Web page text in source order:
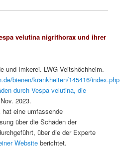
velutina nigrithorax und ihrer
und Imkerei. LWG Veitshöchheim.
bienen/krankheiten/145416/index.php
durch Vespa velutina, die
Nov. 2023.
eine umfassende
über die Schäden der
über die der Experte
Websiteberichtet.